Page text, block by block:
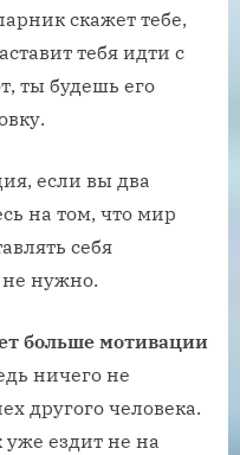
скажет тебе,
тебя идти с
ты будешь его
если вы два
на том, что мир
себя
не нужно.
больше мотивации
ничего не
другого человека.
уже ездит не на